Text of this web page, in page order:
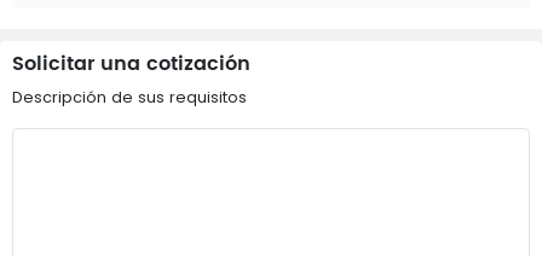
Solicitar una cotización
Descripción de sus requisitos